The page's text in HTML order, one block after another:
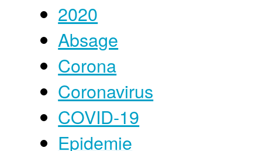
2020
Absage
Corona
Coronavirus
COVID-19
Epidemie